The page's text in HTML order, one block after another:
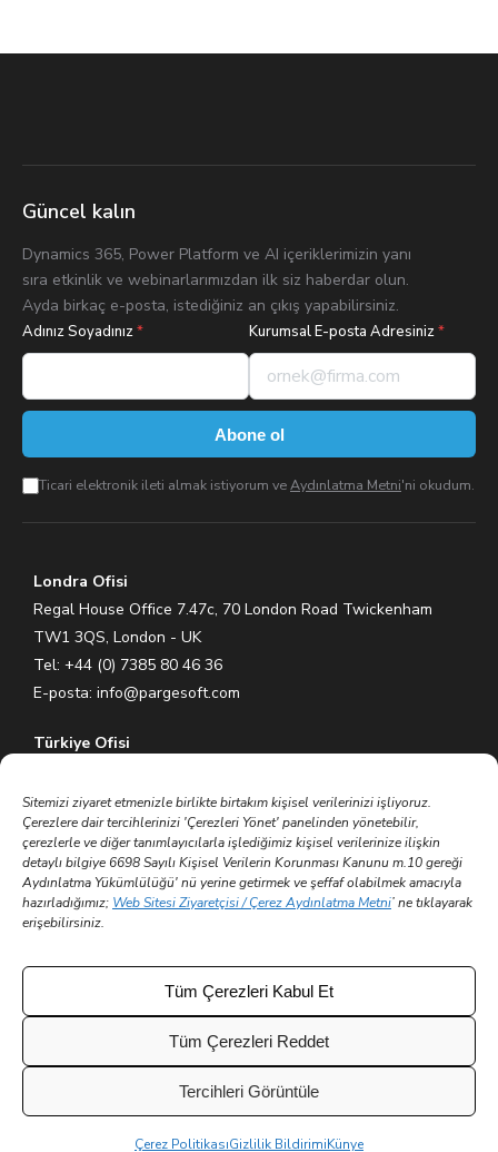
Sitemizi ziyaret etmenizle birlikte birtakım kişisel verilerinizi işliyoruz.
Çerezlere dair tercihlerinizi 'Çerezleri Yönet' panelinden yönetebilir,
çerezlerle ve diğer tanımlayıcılarla işlediğimiz kişisel verilerinize ilişkin
detaylı bilgiye 6698 Sayılı Kişisel Verilerin Korunması Kanunu m.10 gereği
Aydınlatma Yükümlülüğü' nü yerine getirmek ve şeffaf olabilmek amacıyla
hazırladığımız; Web Sitesi Ziyaretçisi / Çerez Aydınlatma Metni’ ne tıklayarak
erişebilirsiniz.
Tüm Çerezleri Kabul Et
Tüm Çerezleri Reddet
Tercihleri Görüntüle
Çerez PolitikasıGizlilik BildirimiKünye
Güncel kalın
Dynamics 365, Power Platform ve AI içeriklerimizin yanı
sıra etkinlik ve webinarlarımızdan ilk siz haberdar olun.
Ayda birkaç e-posta, istediğiniz an çıkış yapabilirsiniz.
Adınız Soyadınız* Kurumsal E-posta Adresiniz*
Abone ol
Ticari elektronik ileti almak istiyorum veAydınlatma Metni'ni okudum.
Londra Ofisi
Regal House Office 7.47c, 70 London Road Twickenham
TW1 3QS, London - UK
Tel: +44 (0) 7385 80 46 36
E-posta: info@pargesoft.com
Türkiye Ofisi
Ümraniye – İstanbul / Türkiye
Tel: +90 (216) 575 60 70
E-posta:
info@pargesoft.com
Trakya Teknopark Ofisi
Trakya Üniversitesi Ayşe Kadın Yerleşkesi
Merkez – Edirne / Türkiye
E-posta:info@pargesoft.com